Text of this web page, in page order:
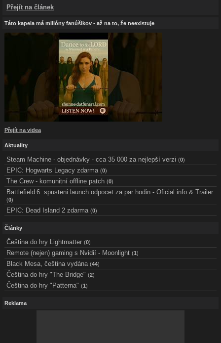
Přejít na článek
Táto kapela má milióny fanúšikov - až na to, že neexistuje
Přejít na videa
Aktuality
Steam Machine - objednávky - cca 35 000 za nejlepší verzi (0)
EPIC: Hogwarts Legacy zdarma (0)
The Crew - komunitní offline patch (0)
Battlefield 6: spusteni launch odpocet za par hodin - Oficial info & Trailer
(0)
EPIC: Dead Island 2 zdarma (0)
Články
Čeština do hry Lightmatter (0)
Remote (nejen) gaming s Nvidií - Moonlight (1 )
Black Mesa, čeština vydána (44)
Čeština do hry "The Bridge" (2)
Čeština do hry "Patterna" (1 )
Reklama